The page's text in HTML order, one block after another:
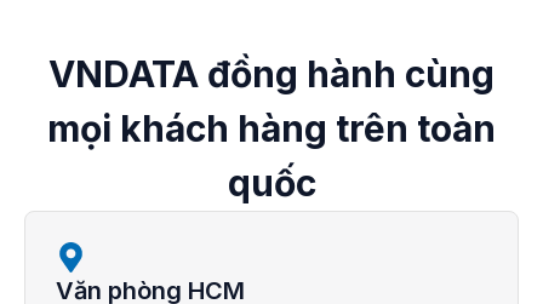
VNDATA đồng hành cùng
mọi khách hàng trên toàn
quốc
Văn phòng HCM